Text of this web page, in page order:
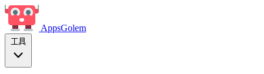
AppsGolem
工具